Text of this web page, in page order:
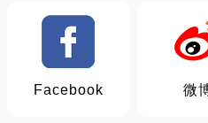
Facebook 微